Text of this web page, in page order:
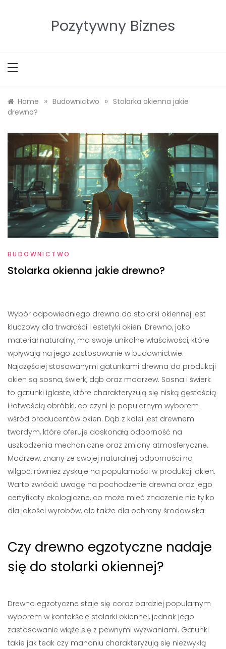
Pozytywny Biznes
Home » Budownictwo » Stolarka okienna jakie
drewno?
BUDOWNICTWO
Stolarka okienna jakie drewno?
Wybór odpowiedniego drewna do stolarki okiennej jest
kluczowy dla trwałości i estetyki okien. Drewno, jako
materiał naturalny, ma swoje unikalne właściwości, które
wpływają na jego zastosowanie w budownictwie.
Najczęściej stosowanymi gatunkami drewna do produkcji
okien są sosna, świerk, dąb oraz modrzew. Sosna i świerk
to gatunki iglaste, które charakteryzują się niską gęstością
i łatwością obróbki, co czyni je popularnym wyborem
wśród producentów okien. Dąb z kolei jest drewnem
twardym, które oferuje doskonałą odporność na
uszkodzenia mechaniczne oraz zmiany atmosferyczne.
Modrzew, znany ze swojej naturalnej odporności na
wilgoć, również zyskuje na popularności w produkcji okien.
Warto zwrócić uwagę na pochodzenie drewna oraz jego
certyfikaty ekologiczne, co może mieć znaczenie nie tylko
dla jakości wyrobów, ale także dla ochrony środowiska.
Czy drewno egzotyczne nadaje
się do stolarki okiennej?
Drewno egzotyczne staje się coraz bardziej popularnym
wyborem w kontekście stolarki okiennej, jednak jego
zastosowanie wiąże się z pewnymi wyzwaniami. Gatunki
takie jak teak czy mahoniu charakteryzują się niezwykłą